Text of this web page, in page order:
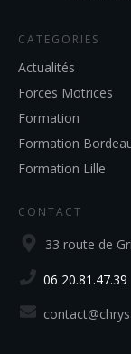
CATEGORIES
Actualités
Forces Motrices
Formation
Formation
Formation Lille
CONTACT
33 route de
06 20.81.47.39